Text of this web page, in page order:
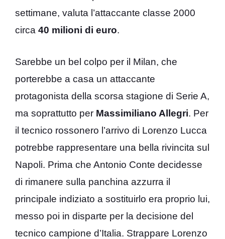
settimane, valuta l’attaccante classe 2000
circa 40 milioni di euro.
Sarebbe un bel colpo per il Milan, che
porterebbe a casa un attaccante
protagonista della scorsa stagione di Serie A,
ma soprattutto per Massimiliano Allegri. Per
il tecnico rossonero l’arrivo di Lorenzo Lucca
potrebbe rappresentare una bella rivincita sul
Napoli. Prima che Antonio Conte decidesse
di rimanere sulla panchina azzurra il
principale indiziato a sostituirlo era proprio lui,
messo poi in disparte per la decisione del
tecnico campione d’Italia. Strappare Lorenzo